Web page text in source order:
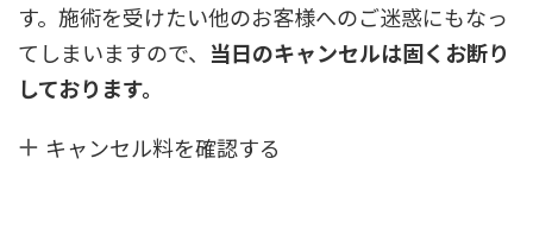
す。施術を受けたい他のお客様へのご迷惑にもなっ
てしまいますので、 当日のキャンセルは固くお断り
しております。
キャンセル料を確認する